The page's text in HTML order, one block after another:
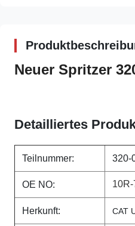
Neuer Spritzer
Detailliertes
Teilnummer: 320-
OE NO:
Herkunft: CAT